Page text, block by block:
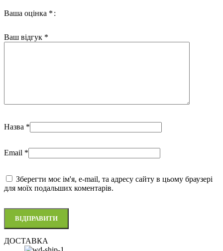
Ваша оцінка *
Ваш відгук *
Назва *
Email *
Зберегти моє ім'я, e-mail, та адресу сайту в цьому браузері
для моїх подальших коментарів.
ДОСТАВКА